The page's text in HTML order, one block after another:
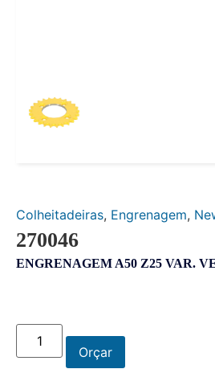
Colheitadeiras, Engrenagem,
270046
ENGRENAGEM A50 Z25 VAR.
Orçar